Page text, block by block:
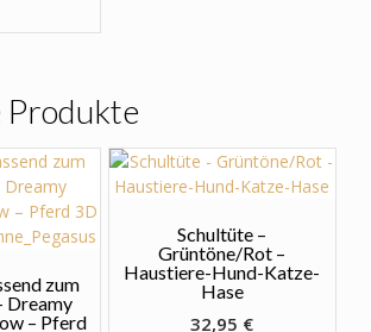
Optionen
können
auf
der
Produktseite
gewählt
werden
zum
Dreamy
– Pferd
Schultüte –
Grüntöne/Rot –
Haustiere-Hund-Katze-
Hase
32,95 €